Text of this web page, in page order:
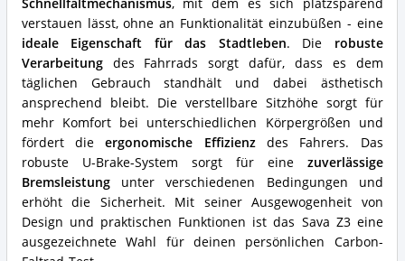
Schnellfaltmechanismus, mit dem es sich platzsparend
verstauen lässt, ohne an Funktionalität einzubüßen - eine
ideale Eigenschaft für das Stadtleben. Die robuste
Verarbeitungdes Fahrrads sorgt dafür, dass es dem
täglichen Gebrauch standhält und dabei ästhetisch
ansprechend bleibt. Die verstellbare Sitzhöhe sorgt für
mehr Komfort bei unterschiedlichen Körpergrößen und
fördert dieergonomische Effizienzdes Fahrers. Das
robuste U-Brake-System sorgt für eine zuverlässige
Bremsleistungunter verschiedenen Bedingungen und
erhöht die Sicherheit. Mit seiner Ausgewogenheit von
Design und praktischen Funktionen ist das Sava Z3 eine
ausgezeichnete Wahl für deinen persönlichen Carbon-